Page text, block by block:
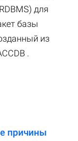
для
базы
из
.
причины